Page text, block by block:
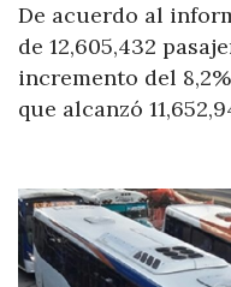
De acuerdo al
de 12,605,432
incremento del
que alcanzó